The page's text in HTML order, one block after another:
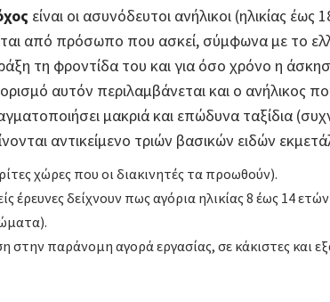
είναι οι ασυνόδευτοι ανήλικοι (ηλικίας
από πρόσωπο που ασκεί, σύμφωνα με το
τη φροντίδα του και για όσο χρόνο η
αυτόν περιλαμβάνεται και ο ανήλικος
μακριά και επώδυνα ταξίδια
αντικείμενο τριών βασικών ειδών
χώρες που οι διακινητές τα προωθούν).
έρευνες δείχνουν πως αγόρια ηλικίας 8 έως 14
παράνομη αγορά εργασίας, σε κάκιστες και